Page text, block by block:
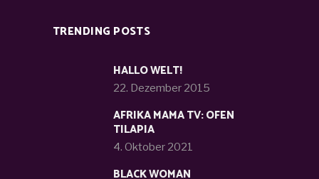
TRENDING POSTS
HALLO WELT!
22. Dezember 2015
AFRIKA MAMA TV: OFEN
TILAPIA
4. Oktober 2021
BLACK WOMAN